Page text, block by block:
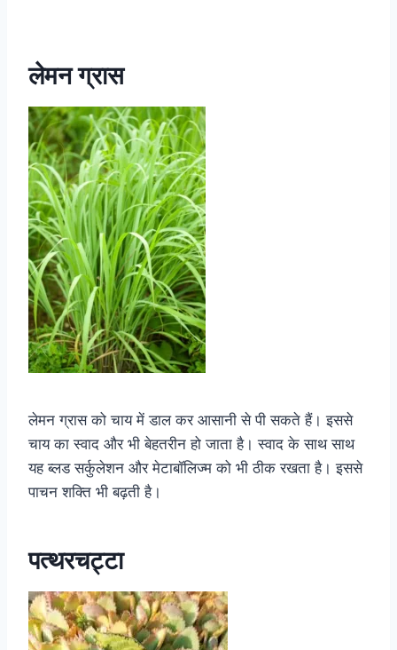
लेमन ग्रास
लेमन ग्रास को चाय में डाल कर आसानी से पी सकते हैं। इससे
चाय का स्वाद और भी बेहतरीन हो जाता है। स्वाद के साथ साथ
यह ब्लड सर्कुलेशन और मेटाबॉलिज्म को भी ठीक रखता है। इससे
पाचन शक्ति भी बढ़ती है।
पत्थरचट्टा